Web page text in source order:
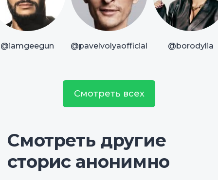
@iamgeegun @pavelvolyaofficial @borodylia
Смотреть всех
Смотреть другие
сторис анонимно